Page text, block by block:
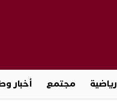
مجتمع أخبار